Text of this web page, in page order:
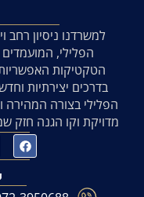
למשרדנו ניסיון
הפלילי,
הטקטיקות
בדרכים יצירתיות
הפלילי בצורה המהירה
מדויקת וקו הגנה חזק